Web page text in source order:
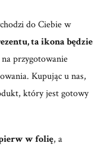
do Ciebie w
ta ikona będzie
przygotowanie
Kupując u nas,
który jest gotowy
w folię, a